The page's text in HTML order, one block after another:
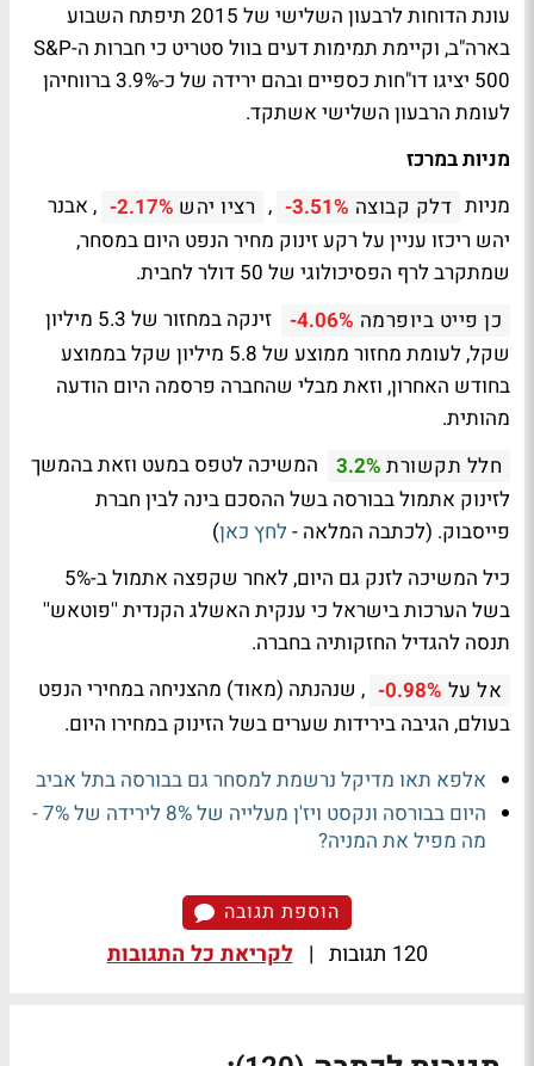
עונת הדוחות לרבעון השלישי של 2015 תיפתח השבוע
בארה"ב, וקיימת תמימות דעים בוול סטריט כי חברות ה-S&P
500 יציגו דו"חות כספיים ובהם ירידה של כ-3.9% ברווחיהן
לעומת הרבעון השלישי אשתקד.
מניות במרכז
מניות דלק קבוצה -3.51%
, רציו יהש -2.17% , אבנר
יהש ריכזו עניין על רקע זינוק מחיר הנפט היום במסחר,
שמתקרב לרף הפסיכולוגי של 50 דולר לחבית.
כן פייט ביופרמה -4.06%
זינקה במחזור של 5.3 מיליון
שקל, לעומת מחזור ממוצע של 5.8 מיליון שקל בממוצע
בחודש האחרון, וזאת מבלי שהחברה פרסמה היום הודעה
מהותית.
חלל תקשורת 3.2%
המשיכה לטפס במעט וזאת בהמשך
לזינוק אתמול בבורסה בשל ההסכם בינה לבין חברת
פייסבוק. (לכתבה המלאה - לחץ כאן)
כיל המשיכה לזנק גם היום, לאחר שקפצה אתמול ב-5%
בשל הערכות בישראל כי ענקית האשלג הקנדית ''פוטאש''
תנסה להגדיל החזקותיה בחברה.
אל על -0.98% , שנהנתה (מאוד) מהצניחה במחירי הנפט
בעולם, הגיבה בירידות שערים בשל הזינוק במחירו היום.
אלפא תאו מדיקל נרשמת למסחר גם בבורסה בתל אביב
היום בבורסה ונקסט ויז'ן מעלייה של 8% לירידה של 7% -
מה מפיל את המניה?
הוספת תגובה
120 תגובות | לקריאת כל התגובות